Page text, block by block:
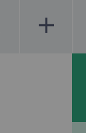
add